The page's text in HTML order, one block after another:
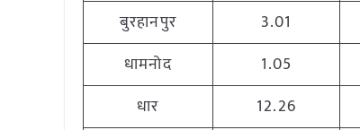
बुरहानपुर
3.01
धामनोद
1.05
धार
12.26